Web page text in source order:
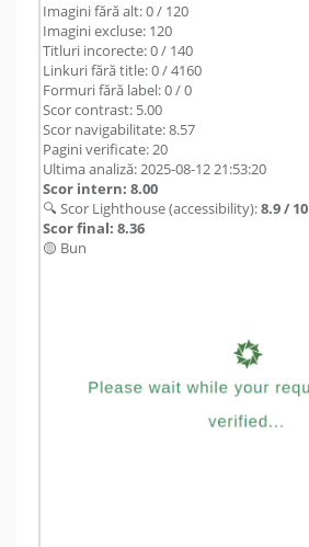
Imagini fără alt: 0 / 120
Imagini excluse: 120
Titluri incorecte: 0 / 140
Linkuri fără title: 0 / 4160
Formuri fără label: 0 / 0
Scor contrast: 5.00
Scor navigabilitate: 8.57
Pagini verificate: 20
Ultima analiză: 2025-08-12 21:53:20
Scor intern: 8.00
🔍 Scor Lighthouse (accessibility):8.9 / 10
Scor final: 8.36
🟡 Bun